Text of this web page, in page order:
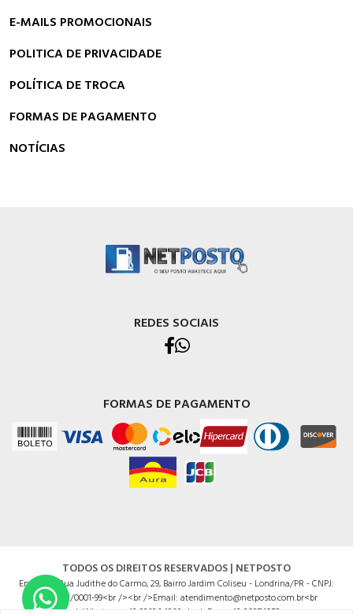
E-MAILS PROMOCIONAIS
POLITICA DE PRIVACIDADE
POLÍTICA DE TROCA
FORMAS DE PAGAMENTO
NOTÍCIAS
REDES SOCIAIS
FORMAS DE PAGAMENTO
TODOS OS DIREITOS RESERVADOS | NETPOSTO
Endereço Rua Judithe do Carmo, 29, Bairro Jardim Coliseu - Londrina/PR - CNPJ:
14625201/0001-99<br /><br />Email: atendimento@netposto.com.br<br
/>Whatsapp: 43 99636.4968<br />Fone: 43 3037.1052